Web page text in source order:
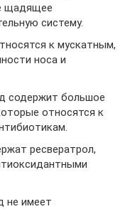
щадящее
систему.
к мускатным,
носа и
содержит большое
относятся к
ресвератрол,
не имеет